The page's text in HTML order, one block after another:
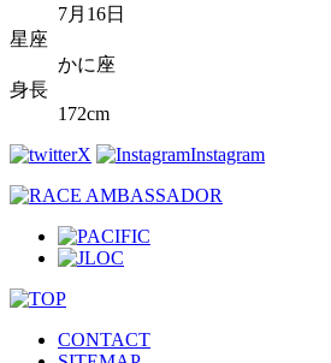
7月16日
星座
かに座
身長
172cm
X
Instagram
CONTACT